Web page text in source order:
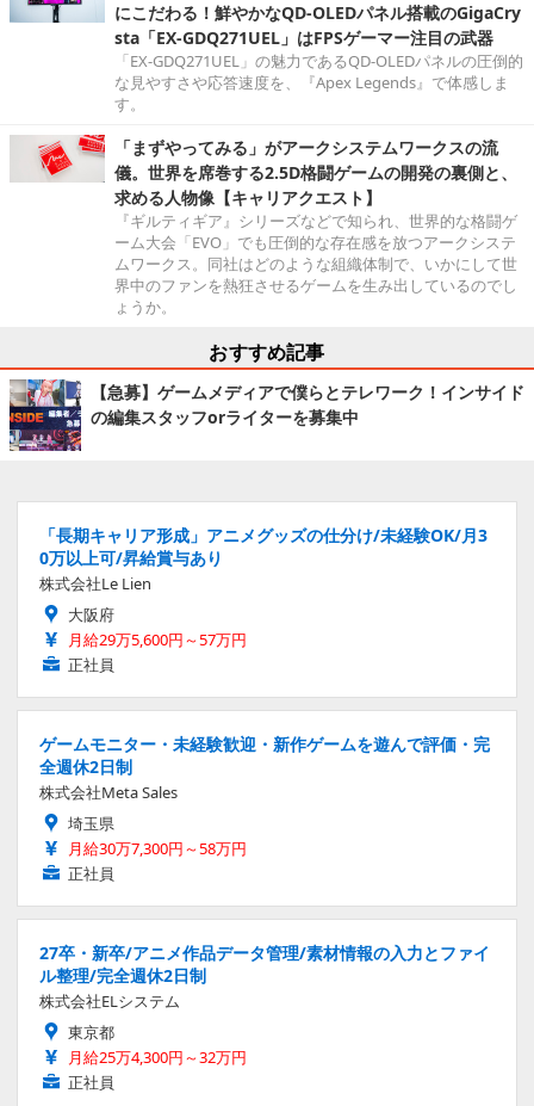
にこだわる！鮮やかなQD-OLEDパネル搭載のGigaCry
sta「EX-GDQ271UEL」はFPSゲーマー注目の武器
「EX-GDQ271UEL」の魅力であるQD-OLEDパネルの圧倒的
な見やすさや応答速度を、『Apex Legends』で体感しま
す。
「まずやってみる」がアークシステムワークスの流
儀。世界を席巻する2.5D格闘ゲームの開発の裏側と、
求める人物像【キャリアクエスト】
『ギルティギア』シリーズなどで知られ、世界的な格闘ゲ
ーム大会「EVO」でも圧倒的な存在感を放つアークシステ
ムワークス。同社はどのような組織体制で、いかにして世
界中のファンを熱狂させるゲームを生み出しているのでし
ょうか。
おすすめ記事
【急募】ゲームメディアで僕らとテレワーク！インサイド
の編集スタッフorライターを募集中
「長期キャリア形成」アニメグッズの仕分け/未経験OK/月3
0万以上可/昇給賞与あり
株式会社Le Lien
大阪府
月給29万5,600円～57万円
正社員
ゲームモニター・未経験歓迎・新作ゲームを遊んで評価・完
全週休2日制
株式会社Meta Sales
埼玉県
月給30万7,300円～58万円
正社員
27卒・新卒/アニメ作品データ管理/素材情報の入力とファイ
ル整理/完全週休2日制
株式会社ELシステム
東京都
月給25万4,300円～32万円
正社員